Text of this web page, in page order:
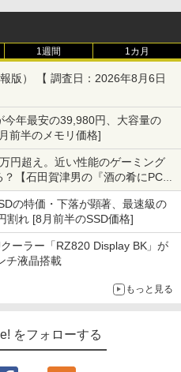
1週間 1カ月
版） 【 調査日：2026年8月6日
年最安の39,980円、大容量の
前半のメモリ価格]
円超え。近い性能のゲーミング
【石田賀津男の『酒の肴にPCゲ
の特価・下落が顕著、最速級の
割れ [8月前半のSSD価格]
ーラー「RZ820 Display BK」が
チ液晶搭載
もっと見る
をフォローする